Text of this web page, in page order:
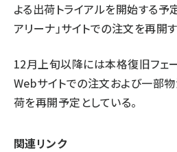
よる出荷トライアルを開始する予
アリーナ」サイトでの注文を再開す
12月上旬以降には本格復旧フェー
Webサイトでの注文および一部
荷を再開予定としている。
関連リンク